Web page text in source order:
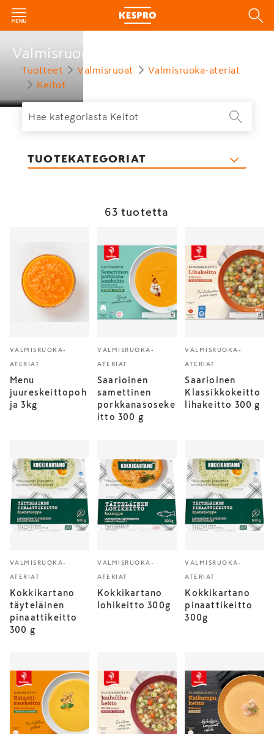
Valmisruoat
Tuotteet Valmisruoat
Valmisruoka-ateriat
Keitot
TUOTEKATEGORIAT
63 tuotetta
VALMISRUOKA-
ATERIAT
Menu
juureskeittopoh
ja 3kg
VALMISRUOKA-
ATERIAT
Saarioinen
samettinen
porkkanasoseke
itto 300 g
VALMISRUOKA-
ATERIAT
Saarioinen
Klassikkokeitto
lihakeitto 300 g
VALMISRUOKA-
ATERIAT
Kokkikartano
täyteläinen
pinaattikeitto
300 g
VALMISRUOKA-
ATERIAT
Kokkikartano
lohikeitto 300g
VALMISRUOKA-
ATERIAT
Kokkikartano
pinaattikeitto
300g